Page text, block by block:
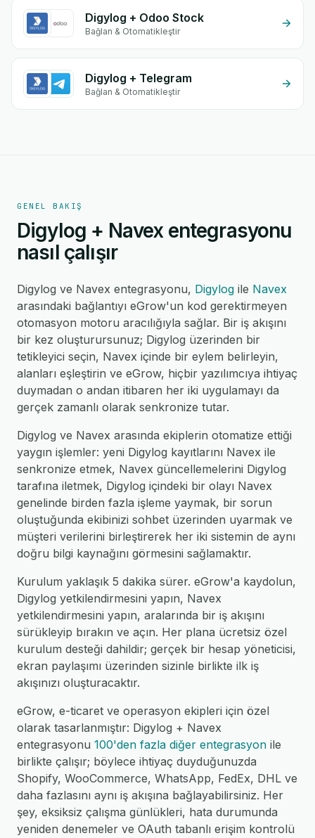
Digylog + Odoo Stock
Bağlan & Otomatikleştir
Digylog + Telegram
Bağlan & Otomatikleştir
GENEL BAKIŞ
Digylog + Navex entegrasyonu
nasıl çalışır
Digylog ve Navex entegrasyonu, Digylog ile Navex
arasındaki bağlantıyı eGrow'un kod gerektirmeyen
otomasyon motoru aracılığıyla sağlar. Bir iş akışını
bir kez oluşturursunuz; Digylog üzerinden bir
tetikleyici seçin, Navex içinde bir eylem belirleyin,
alanları eşleştirin ve eGrow, hiçbir yazılımcıya ihtiyaç
duymadan o andan itibaren her iki uygulamayı da
gerçek zamanlı olarak senkronize tutar.
Digylog ve Navex arasında ekiplerin otomatize ettiği
yaygın işlemler: yeni Digylog kayıtlarını Navex ile
senkronize etmek, Navex güncellemelerini Digylog
tarafına iletmek, Digylog içindeki bir olayı Navex
genelinde birden fazla işleme yaymak, bir sorun
oluştuğunda ekibinizi sohbet üzerinden uyarmak ve
müşteri verilerini birleştirerek her iki sistemin de aynı
doğru bilgi kaynağını görmesini sağlamaktır.
Kurulum yaklaşık 5 dakika sürer. eGrow'a kaydolun,
Digylog yetkilendirmesini yapın, Navex
yetkilendirmesini yapın, aralarında bir iş akışını
sürükleyip bırakın ve açın. Her plana ücretsiz özel
kurulum desteği dahildir; gerçek bir hesap yöneticisi,
ekran paylaşımı üzerinden sizinle birlikte ilk iş
akışınızı oluşturacaktır.
eGrow, e-ticaret ve operasyon ekipleri için özel
olarak tasarlanmıştır: Digylog + Navex
entegrasyonu 100'den fazla diğer entegrasyon ile
birlikte çalışır; böylece ihtiyaç duyduğunuzda
Shopify, WooCommerce, WhatsApp, FedEx, DHL ve
daha fazlasını aynı iş akışına bağlayabilirsiniz. Her
şey, eksiksiz çalışma günlükleri, hata durumunda
yeniden denemeler ve OAuth tabanlı erişim kontrolü